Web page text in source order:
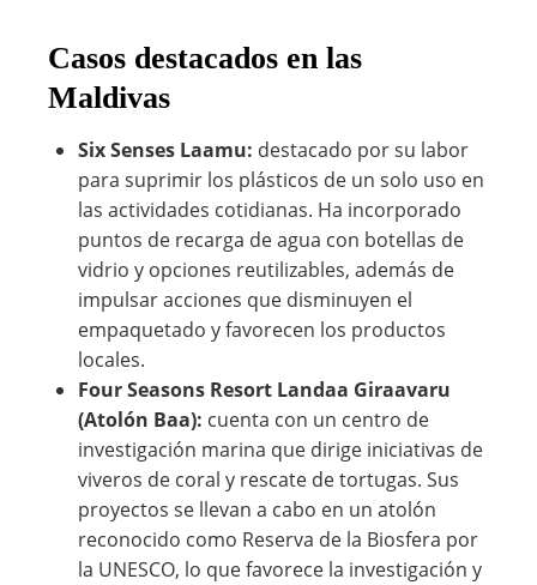
Casos destacados en las
Maldivas
Six Senses Laamu: destacado por su labor
para suprimir los plásticos de un solo uso en
las actividades cotidianas. Ha incorporado
puntos de recarga de agua con botellas de
vidrio y opciones reutilizables, además de
impulsar acciones que disminuyen el
empaquetado y favorecen los productos
locales.
Four Seasons Resort Landaa Giraavaru
(Atolón Baa): cuenta con un centro de
investigación marina que dirige iniciativas de
viveros de coral y rescate de tortugas. Sus
proyectos se llevan a cabo en un atolón
reconocido como Reserva de la Biosfera por
la UNESCO, lo que favorece la investigación y